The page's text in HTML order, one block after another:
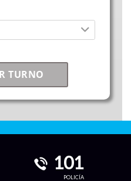
TURNO
101
POLICÍA